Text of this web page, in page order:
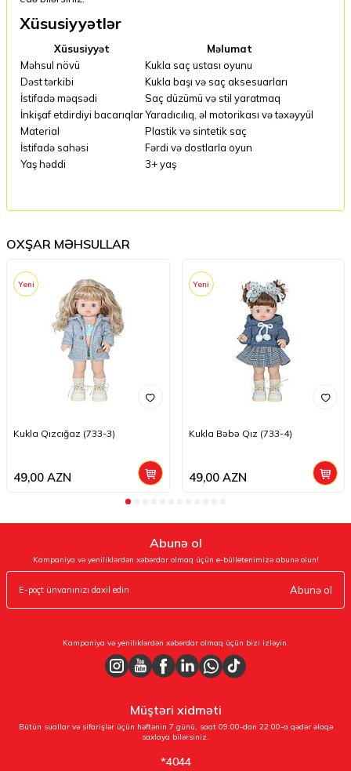
Xüsusiyyətlər
Xüsusiyyət
Məlumat
Məhsul növü
Kukla saç ustası oyunu
Dəst tərkibi
Kukla başı və saç aksesuarları
İstifadə məqsədi
Saç düzümü və stil yaratmaq
İnkişaf etdirdiyi bacarıqlarYaradıcılıq, əl motorikası və təxəyyül
Material
Plastik və sintetik saç
İstifadə sahəsi
Fərdi və dostlarla oyun
Yaş həddi
3+ yaş
OXŞAR MƏHSULLAR
Yeni
Kukla Qızcığaz (733-3)
49,00 AZN
Yeni
Kukla Bəbə Qız (733-4)
49,00AZN
Abunə ol
Kampaniya və yeniliklərdən xəbərdar olmaq üçün e-bülletenimizə abunə olun!
Abunə ol
Kampaniya və yeniliklərdən xəbərdar olmaq üçün bizi izləyin.
Müştəri xidməti
Bütün suallar və sifarişlər üçün həftənin 7 günü, saat 09:00-dan 22:00-a qədər əlaqə
saxlaya bilərsiniz.
*4044